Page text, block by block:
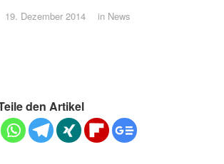
19. Dezember 2014 in News
den Artikel